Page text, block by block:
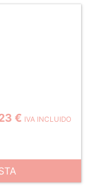
€ IVA INCLUIDO